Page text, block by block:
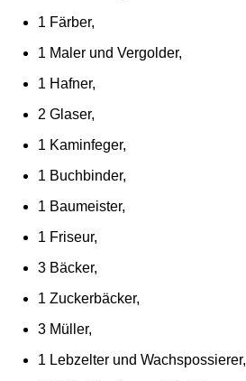
1 Färber,
1 Maler und Vergolder,
1 Hafner,
2 Glaser,
1 Kaminfeger,
1 Buchbinder,
1 Baumeister,
1 Friseur,
3 Bäcker,
1 Zuckerbäcker,
3 Müller,
1 Lebzelter und Wachspossierer,